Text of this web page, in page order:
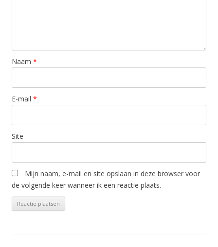
Naam *
E-mail *
Site
Mijn naam, e-mail en site opslaan in deze browser voor
de volgende keer wanneer ik een reactie plaats.